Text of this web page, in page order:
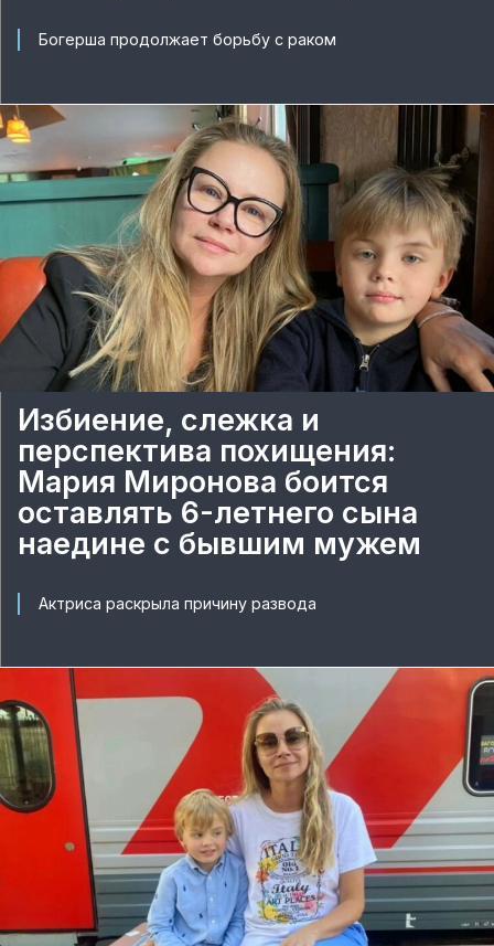
Богерша продолжает борьбу с раком
Избиение, слежка и
перспектива похищения:
Мария Миронова боится
оставлять 6-летнего сына
наедине с бывшим мужем
Актриса раскрыла причину развода